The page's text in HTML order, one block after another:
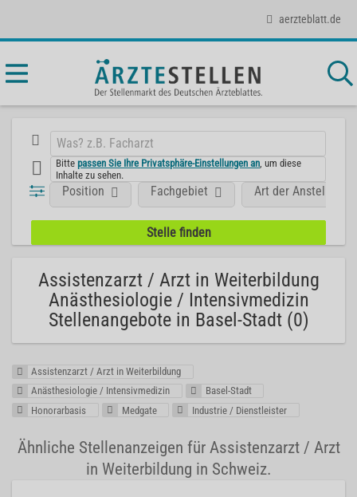
aerzteblatt.de
Bittepassen Sie Ihre Privatsphäre-Einstellungen an , um diese
Inhalte zu sehen.
Position Fachgebiet Art der Anstellung
Assistenzarzt / Arzt in Weiterbildung
Anästhesiologie / Intensivmedizin
Stellenangebote in Basel-Stadt (0)
Assistenzarzt / Arzt in Weiterbildung
Anästhesiologie / Intensivmedizin
Basel-Stadt
Honorarbasis
Medgate Industrie / Dienstleister
Ähnliche Stellenanzeigen für Assistenzarzt / Arzt
in Weiterbildung in Schweiz.